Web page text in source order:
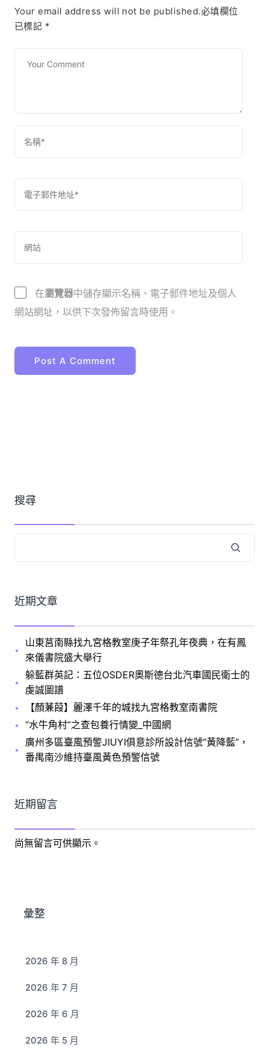
Your email address will not be published.必填欄位
已標記 *
在瀏覽器中儲存顯示名稱、電子郵件地址及個人
網站網址，以供下次發佈留言時使用。
搜尋
近期文章
山東莒南縣找九宮格教室庚子年祭孔年夜典，在有鳳
來儀書院盛大舉行
躲藍群英記：五位OSDER奧斯德台北汽車國民衛士的
虔誠圖譜
【顏蒹葭】麗澤千年的城找九宮格教室南書院
“水牛角村”之查包養行情變_中國網
廣州多區臺風預警JIUYI俱意診所設計信號“黃降藍”，
番禺南沙維持臺風黃色預警信號
近期留言
尚無留言可供顯示。
彙整
2026 年 8 月
2026 年 7 月
2026 年 6 月
2026 年 5 月